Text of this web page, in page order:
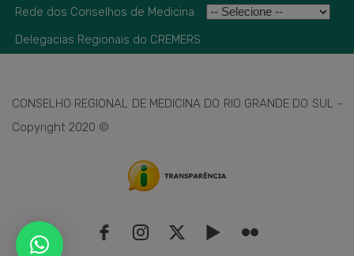
Rede dos Conselhos de Medicina
Delegacias Regionais do CREMERS
CONSELHO REGIONAL DE MEDICINA DO RIO GRANDE DO SUL -
Copyright 2020 ©